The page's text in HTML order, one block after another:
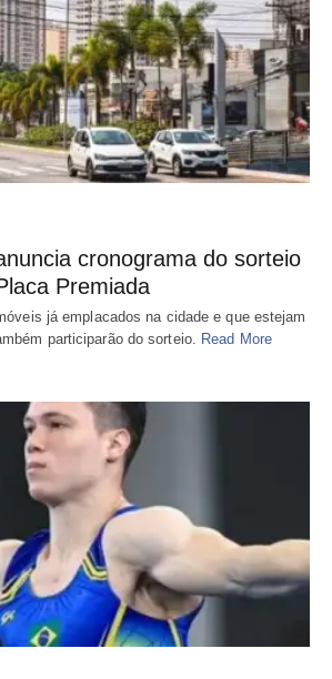
cronograma do sorteio
Premiada
já emplacados na cidade e que estejam
participarão do sorteio. Read More